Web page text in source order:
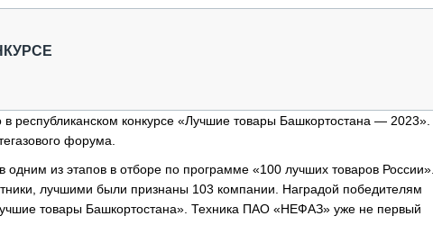
МЕРОПРИЯТИЯ
ПРИЦЕПНАЯ
ТЕХНИКА
ЛОГИСТИКА И
конкурсе «Лучшие товары Башкортостана — 2023».
форума.
одним из этапов в отборе по программе «100 лучших товаров России».
лучшими были признаны 103 компании. Наградой победителям
товары Башкортостана». Техника ПАО «НЕФАЗ» уже не первый